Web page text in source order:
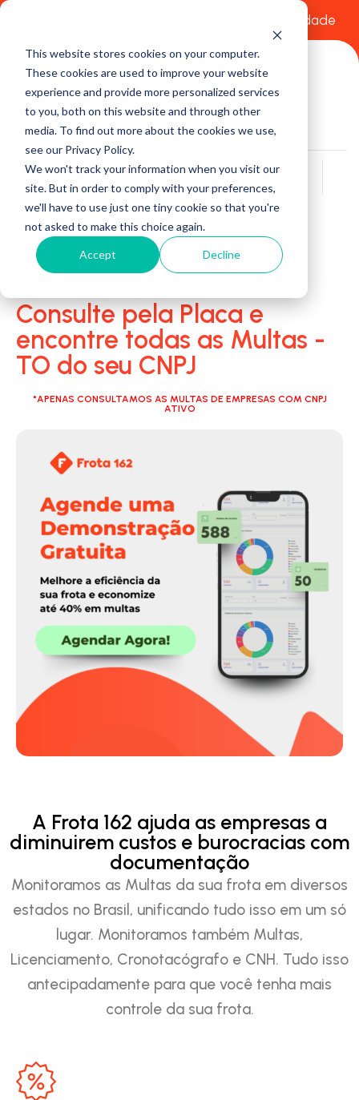
This website stores cookies on your computer.
These cookies are used to improve your website
experience and provide more personalized services
to you, both on this website and through other
media. To find out more about the cookies we use,
see our Privacy Policy.
We won't track your information when you visit our
site. But in order to comply with your preferences,
we'll have to use just one tiny cookie so that you're
not asked to make this choice again.
Accept Decline
Política de Privacidade
Buscar
Consulte pela Placa e
encontre todas as Multas -
TO do seu CNPJ
*APENAS CONSULTAMOS AS MULTAS DE EMPRESAS COM CNPJ
ATIVO
A Frota 162 ajuda as empresas a
diminuirem custos e burocracias com
documentação
Monitoramos as Multas da sua frota em diversos
estados no Brasil, unificando tudo isso em um só
lugar. Monitoramos também Multas,
Licenciamento, Cronotacógrafo e CNH. Tudo isso
antecipadamente para que você tenha mais
controle da sua frota.